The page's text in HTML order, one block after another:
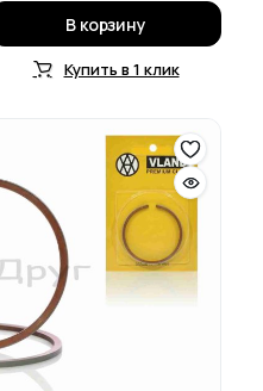
В корзину
Купить в 1 клик